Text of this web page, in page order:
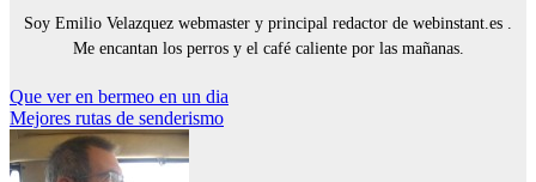
Soy Emilio Velazquez webmaster y principal redactor de webinstant.es .
Me encantan los perros y el café caliente por las mañanas.
Navegación
de
entradas
Que ver en bermeo en un dia
Mejores rutas de senderismo